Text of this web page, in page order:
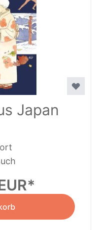
Japan